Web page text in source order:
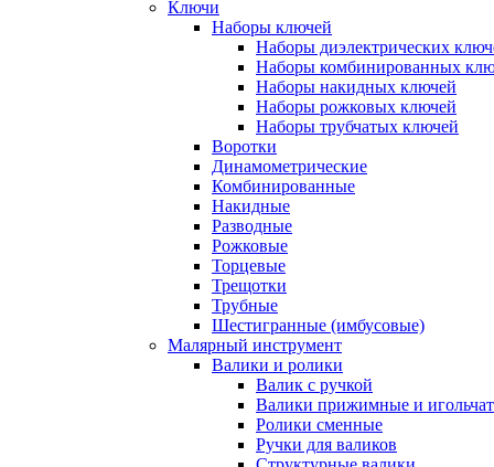
Ключи
Наборы ключей
Наборы диэлектрических
Наборы комбинированных
Наборы накидных ключей
Наборы рожковых ключей
Наборы трубчатых ключей
Воротки
Динамометрические
Комбинированные
Накидные
Разводные
Рожковые
Торцевые
Трещотки
Трубные
Шестигранные (имбусовые)
Малярный инструмент
Валики и ролики
Валик с ручкой
Валики прижимные и
Ролики сменные
Ручки для валиков